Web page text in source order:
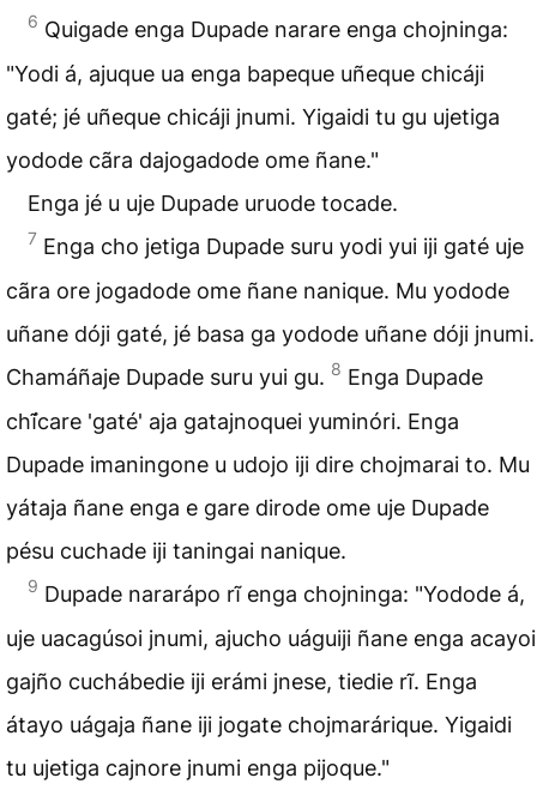
6 Quigade enga Dupade narare enga chojninga:
"Yodi á, ajuque ua enga bapeque uñeque chicáji
gaté; jé uñeque chicáji jnumi. Yigaidi tu gu ujetiga
yodode cãra dajogadode ome ñane."
Enga jé u uje Dupade uruode tocade.
7 Enga cho jetiga Dupade suru yodi yui iji gaté uje
cãra ore jogadode ome ñane nanique. Mu yodode
uñane dóji gaté, jé basa ga yodode uñane dóji jnumi.
Chamáñaje Dupade suru yui gu. 8 Enga Dupade
chĩ́care 'gaté' aja gatajnoquei yuminóri. Enga
Dupade imaningone u udojo iji dire chojmarai to. Mu
yátaja ñane enga e gare dirode ome uje Dupade
pésu cuchade iji taningai nanique.
9 Dupade nararápo rĩ enga chojninga: "Yodode á,
uje uacagúsoi jnumi, ajucho uáguiji ñane enga acayoi
gajño cuchábedie iji erámi jnese, tiedie rĩ. Enga
átayo uágaja ñane iji jogate chojmarárique. Yigaidi
tu ujetiga cajnore jnumi enga pijoque."